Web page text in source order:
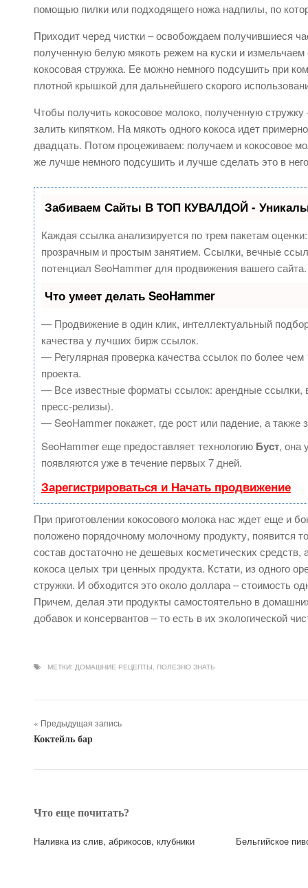
помощью пилки или подходящего ножа надпилы, по
Приходит черед чистки – освобождаем получившиеся
полученную белую мякоть режем на куски и
кокосовая стружка. Ее можно немного подсушить при
плотной крышкой для дальнейшего скорого
Чтобы получить кокосовое молоко, полученную
залить кипятком. На мякоть одного кокоса идет
двадцать. Потом процеживаем: получаем и кокосовое
же лучше немного подсушить и лучше сделать это в
Забиваем Сайты В ТОП КУВАЛДОЙ -
Каждая ссылка анализируется по трем пакетам
прозрачным и простым занятием. Ссылки, вечные
потенциал SeoHammer для продвижения вашего сайта.
Что умеет делать SeoHammer
— Продвижение в один клик, интеллектуальный
качества у лучших бирж ссылок.
— Регулярная проверка качества ссылок по более
проекта.
— Все известные форматы ссылок: арендные ссылки,
пресс-релизы).
— SeoHammer покажет, где рост или падение, а также
SeoHammer еще предоставляет технологию Буст, она
появляются уже в течение первых 7 дней.
Зарегистрироваться и Начать продвижение
При приготовлении кокосового молока нас ждет еще и
положено порядочному молочному продукту, появится
состав достаточно не дешевых косметических
кокоса целых три ценных продукта. Кстати, из одного
стружки. И обходится это около доллара – стоимость
Причем, делая эти продукты самостоятельно в
добавок и консервантов – то есть в их экологической
МЕТКИ: ДОМАШНИЕ РЕЦЕПТЫ, ПОЛЕЗНО ЗНАТЬ
« Предыдущая запись
Коктейль бар
Что еще почитать?
Наливка из слив, абрикосов, клубники Бельгийское